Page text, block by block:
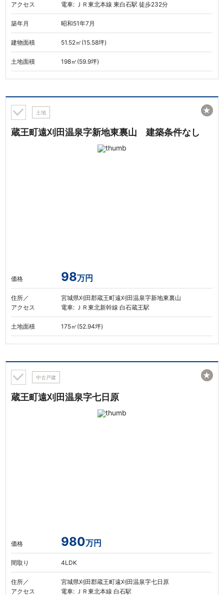
アクセス
電車: ＪＲ東北本線 東白石駅 徒歩232分
築年月 昭和51年7月
建物面積 51.52㎡(15.58坪)
土地面積 198㎡(59.9坪)
土地
蔵王町遠刈田温泉字新地東裏山 建築条件なし
価格 98万円
住所／
アクセス
宮城県刈田郡蔵王町遠刈田温泉字新地東裏山
電車: ＪＲ東北新幹線 白石蔵王駅
土地面積 175㎡(52.94坪)
★
中古戸建
蔵王町遠刈田温泉字七日原
価格 980万円
間取り 4LDK
住所／
アクセス
宮城県刈田郡蔵王町遠刈田温泉字七日原
電車: ＪＲ東北本線 白石駅
★